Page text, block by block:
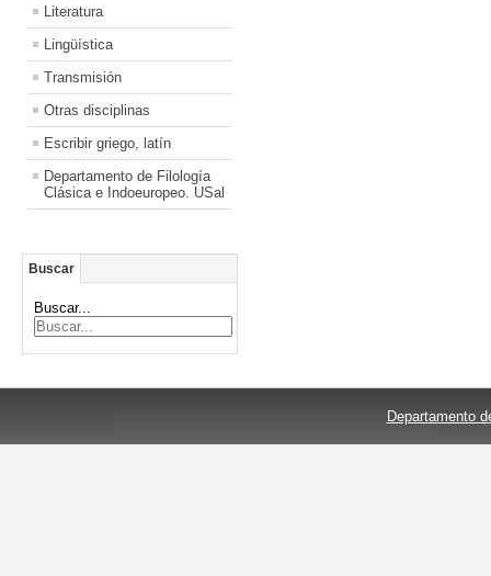
Literatura
Lingüística
Transmisión
Otras disciplinas
Escribir griego, latín
Departamento de Filología
Clásica e Indoeuropeo. USal
Buscar
Buscar...
Departamento